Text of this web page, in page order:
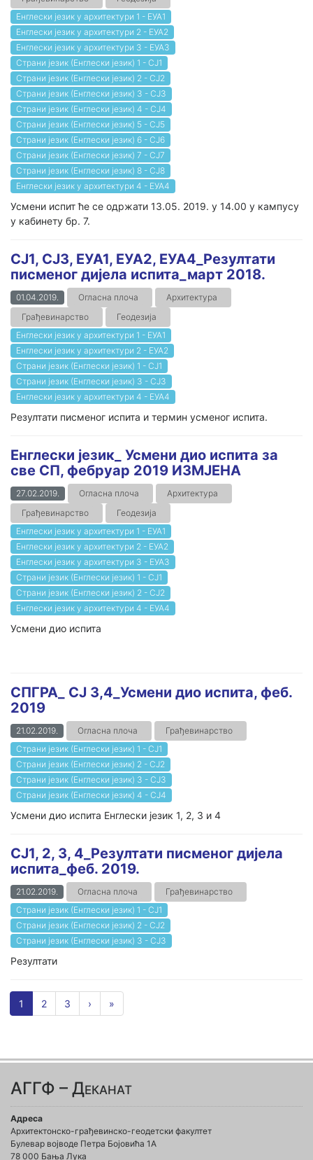
Енглески језик у архитектури 1 - ЕУА1
Енглески језик у архитектури 2 - ЕУА2
Енглески језик у архитектури 3 - ЕУА3
Страни језик (Енглески језик) 1 - СЈ1
Страни језик (Енглески језик) 2 - СЈ2
Страни језик (Енглески језик) 3 - СЈ3
Страни језик (Енглески језик) 4 - СЈ4
Страни језик (Енглески језик) 5 - СЈ5
Страни језик (Енглески језик) 6 - СЈ6
Страни језик (Енглески језик) 7 - СЈ7
Страни језик (Енглески језик) 8 - СЈ8
Енглески језик у архитектури 4 - ЕУА4
Усмени испит ће се одржати 13.05. 2019. у 14.00 у кампусу
у кабинету бр. 7.
СЈ1, СЈ3, ЕУА1, ЕУА2, ЕУА4_Резултати
писменог дијела испита_март 2018.
01.04.2019. Огласна плоча
Архитектура
Грађевинарство
Геодезија
Енглески језик у архитектури 1 - ЕУА1
Енглески језик у архитектури 2 - ЕУА2
Страни језик (Енглески језик) 1 - СЈ1
Страни језик (Енглески језик) 3 - СЈ3
Енглески језик у архитектури 4 - ЕУА4
Резултати писменог испита и термин усменог испита.
Енглески језик_ Усмени дио испита за
све СП, фебруар 2019 ИЗМЈЕНА
27.02.2019. Огласна плоча
Архитектура
Грађевинарство
Геодезија
Енглески језик у архитектури 1 - ЕУА1
Енглески језик у архитектури 2 - ЕУА2
Енглески језик у архитектури 3 - ЕУА3
Страни језик (Енглески језик) 1 - СЈ1
Страни језик (Енглески језик) 2 - СЈ2
Енглески језик у архитектури 4 - ЕУА4
Усмени дио испита
СПГРА_ СЈ 3,4_Усмени дио испита, феб.
2019
21.02.2019. Огласна плоча
Грађевинарство
Страни језик (Енглески језик) 1 - СЈ1
Страни језик (Енглески језик) 2 - СЈ2
Страни језик (Енглески језик) 3 - СЈ3
Страни језик (Енглески језик) 4 - СЈ4
Усмени дио испита Енглески језик 1, 2, 3 и 4
СЈ1, 2, 3, 4_Резултати писменог дијела
испита_феб. 2019.
21.02.2019. Огласна плоча
Грађевинарство
Страни језик (Енглески језик) 1 - СЈ1
Страни језик (Енглески језик) 2 - СЈ2
Страни језик (Енглески језик) 3 - СЈ3
Резултати
1 2 3 › »
АГГФ – Деканат
Адреса
Архитектонско-грађевинско-геодетски факултет
Булевар војводе Петра Бојовића 1A
78 000 Бања Лука